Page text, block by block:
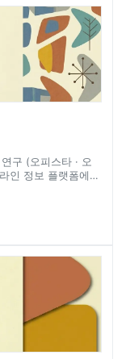
관리 정책이나 운
부 내용은 확실하지
구 (오피스타 · 오
분석한다. 특히 **
오피사이트(op사
가지고 있는지 살
경우가 많기 때문에